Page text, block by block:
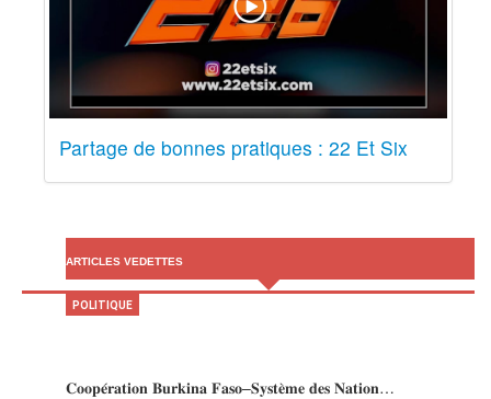
Partage de bonnes pratiques : 22 Et Six
ARTICLES VEDETTES
𝐂𝐨𝐨𝐩𝐞́𝐫𝐚𝐭𝐢𝐨𝐧 𝐁𝐮𝐫𝐤𝐢𝐧𝐚 𝐅𝐚𝐬𝐨–𝐒𝐲𝐬𝐭𝐞̀𝐦𝐞 𝐝𝐞𝐬 𝐍𝐚𝐭𝐢𝐨𝐧…
POLITIQUE